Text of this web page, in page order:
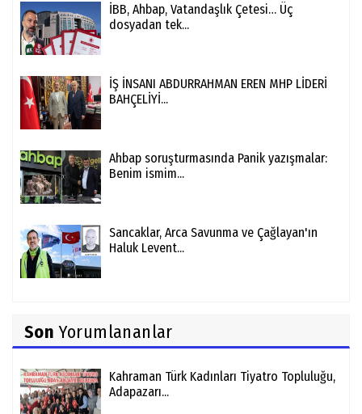
İBB, Ahbap, Vatandaşlık Çetesi… Üç
dosyadan tek...
İŞ İNSANI ABDURRAHMAN EREN MHP LİDERİ
BAHÇELİYİ...
Ahbap soruşturmasında Panik yazışmalar:
Benim ismim...
Sancaklar, Arca Savunma ve Çağlayan'ın
Haluk Levent...
Son Yorumlananlar
Kahraman Türk Kadınları Tiyatro Topluluğu,
Adapazarı...